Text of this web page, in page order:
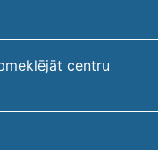
centru